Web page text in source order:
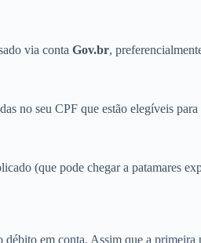
via conta Gov.br,
no seu CPF que estão elegíveis
(que pode chegar a patamares
em conta. Assim que a